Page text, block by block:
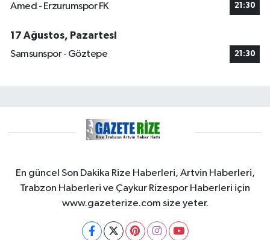
Amed - Erzurumspor FK 21:30
17 Ağustos, Pazartesi
Samsunspor - Göztepe
21:30
En güncel Son Dakika Rize Haberleri, Artvin Haberleri,
Trabzon Haberleri ve Çaykur Rizespor Haberleri için
www.gazeterize.com size yeter.